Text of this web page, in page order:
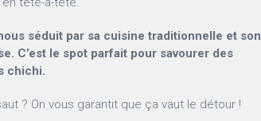
séduit par sa cuisine traditionnelle et son
C’est le spot parfait pour savourer des
chichi.
? On vous garantit que ça vaut le détour !